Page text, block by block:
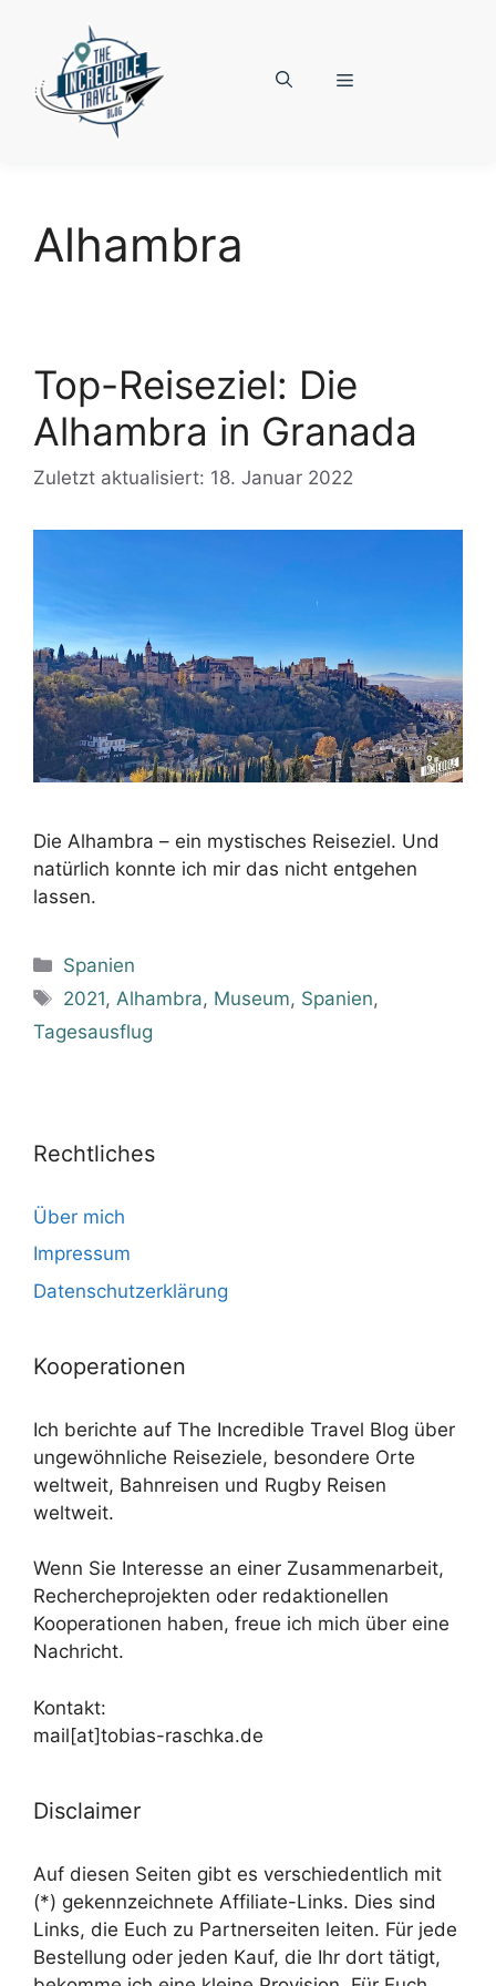
springen
Menü
Alhambra
Top-Reiseziel: Die
Alhambra in Granada
Zuletzt aktualisiert: 18. Januar 2022
Die Alhambra – ein mystisches Reiseziel. Und
natürlich konnte ich mir das nicht entgehen
lassen.
Kategorien
Spanien
Schlagwörter
2021, Alhambra, Museum, Spanien,
Tagesausflug
Rechtliches
Über mich
Impressum
Datenschutzerklärung
Kooperationen
Ich berichte auf The Incredible Travel Blog über
ungewöhnliche Reiseziele, besondere Orte
weltweit, Bahnreisen und Rugby Reisen
weltweit.
Wenn Sie Interesse an einer Zusammenarbeit,
Rechercheprojekten oder redaktionellen
Kooperationen haben, freue ich mich über eine
Nachricht.
Kontakt:
mail[at]tobias-raschka.de
Disclaimer
Auf diesen Seiten gibt es verschiedentlich mit
(*) gekennzeichnete Affiliate-Links. Dies sind
Links, die Euch zu Partnerseiten leiten. Für jede
Bestellung oder jeden Kauf, die Ihr dort tätigt,